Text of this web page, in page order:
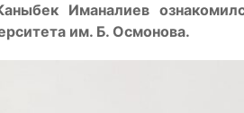
Иманалиев
им. Б. Осмонова.